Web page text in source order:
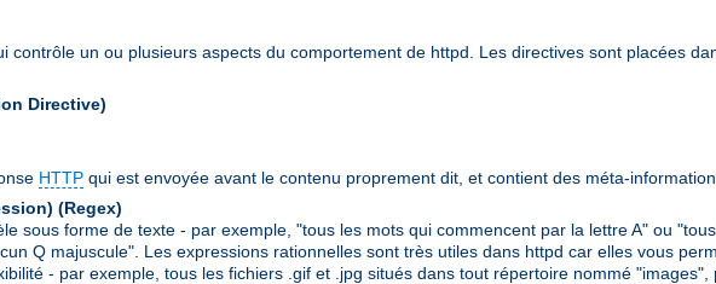
contrôle un ou plusieurs aspects du comportement de httpd. Les directives sont placées
Directive)
HTTP qui est envoyée avant le contenu proprement dit, et contient des méta-
(Regex)
sous forme de texte - par exemple, "tous les mots qui commencent par la lettre A" ou
Q majuscule". Les expressions rationnelles sont très utiles dans httpd car elles vous
- par exemple, tous les fichiers .gif et .jpg situés dans tout répertoire nommé